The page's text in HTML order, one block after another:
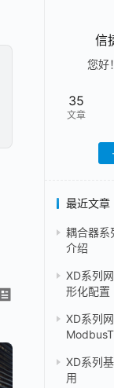
信
您好
35
文章
最近文章
耦合器系
介绍
XD系列
形化配置
XD系列
XD系列
用